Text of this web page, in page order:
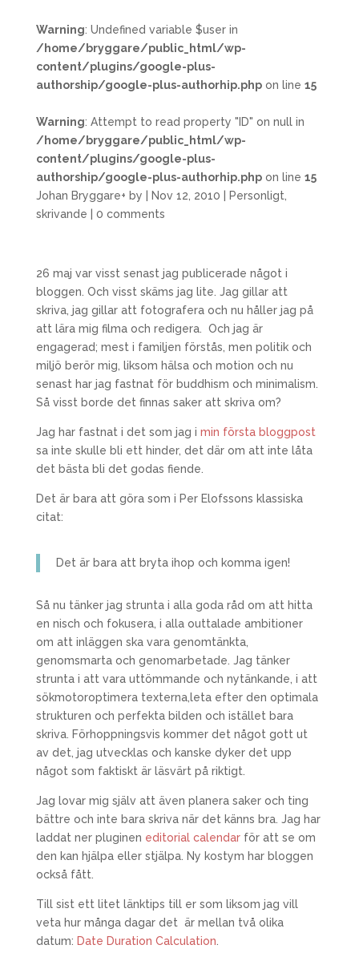
Warning: Undefined variable $user in
/home/bryggare/public_html/wp-
content/plugins/google-plus-
authorship/google-plus-authorhip.phpon line 15
Warning: Attempt to read property "ID" on null in
/home/bryggare/public_html/wp-
content/plugins/google-plus-
authorship/google-plus-authorhip.phpon line 15
Johan Bryggare+ by Nov 12, 2010 Personligt
skrivande
0 comments
26 maj var visst senast jag publicerade något i
bloggen. Och visst skäms jag lite. Jag gillar att
skriva, jag gillar att fotografera och nu håller jag på
att lära mig filma och redigera. Och jag är
engagerad; mest i familjen förstås, men politik och
miljö berör mig, liksom hälsa och motion och nu
senast har jag fastnat för buddhism och minimalism.
Så visst borde det finnas saker att skriva om?
Jag har fastnat i det som jag i min första bloggpost
sa inte skulle bli ett hinder, det där om att inte låta
det bästa bli det godas fiende.
Det är bara att göra som i Per Elofssons klassiska
citat:
Det är bara att bryta ihop och komma igen!
Så nu tänker jag strunta i alla goda råd om att hitta
en nisch och fokusera, i alla outtalade ambitioner
om att inläggen ska vara genomtänkta,
genomsmarta och genomarbetade. Jag tänker
strunta i att vara uttömmande och nytänkande, i att
sökmotoroptimera texterna,leta efter den optimala
strukturen och perfekta bilden och istället bara
skriva. Förhoppningsvis kommer det något gott ut
av det, jag utvecklas och kanske dyker det upp
något som faktiskt är läsvärt på riktigt.
Jag lovar mig själv att även planera saker och ting
bättre och inte bara skriva när det känns bra. Jag har
laddat ner pluginen editorial calendarför att se om
den kan hjälpa eller stjälpa. Ny kostym har bloggen
också fått.
Till sist ett litet länktips till er som liksom jag vill
veta hur många dagar det är mellan två olika
datum: Date Duration Calculation